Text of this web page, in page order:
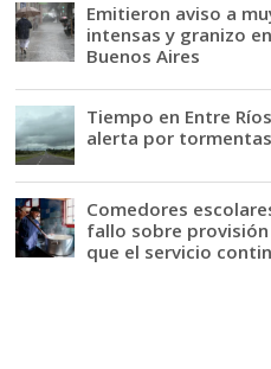
Emitieron aviso a
intensas y granizo
Buenos Aires
Tiempo en Entre
alerta por tormentas
Comedores
fallo sobre
que el servicio